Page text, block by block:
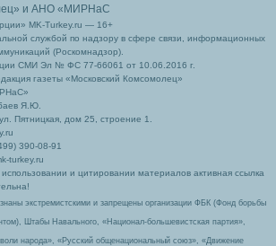
и АНО «МИРНаС
MK-Turkey.ru — 16+
службой по надзору в сфере связи, информационных
(Роскомнадзор).
СМИ Эл № ФС 77-66061 от 10.06.2016 г.
газеты «Московский Комсомолец»
Я.Ю.
Пятницкая, дом 25, строение 1.
390-08-91
turkey.ru
и цитировании материалов активная ссылка
экстремистскими и запрещены организации ФБК (Фонд борьбы
Штабы Навального, «Национал-большевистская партия»,
народа», «Русский общенациональный союз», «Движение